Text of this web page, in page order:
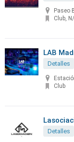
Paseo
Club,
LAB
Detalles
Club
Detalles